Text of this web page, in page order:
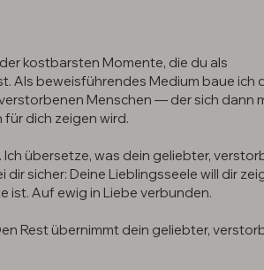
kostbarsten Momente, die du als
Als beweisführendes Medium baue ich
Menschen — der sich dann
dich zeigen wird.
Ich übersetze, was dein geliebter,
dir sicher: Deine Lieblingsseele will dir
ist. Auf ewig in Liebe verbunden.
Rest übernimmt dein geliebter,